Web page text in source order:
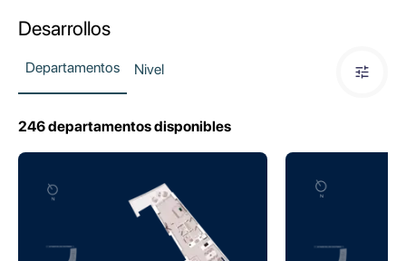
Desarrollos
Departamentos Nivel
246departamentos disponibles